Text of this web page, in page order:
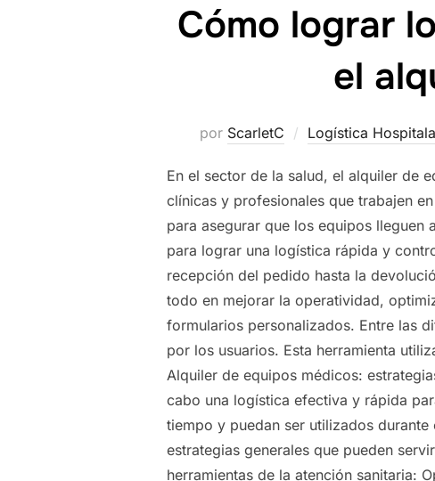
Cómo lograr
el
por ScarletC Logística
En el sector de la salud, el alquiler de
clínicas y profesionales que trabajen
para asegurar que los equipos lleguen
para lograr una logística rápida y
recepción del pedido hasta la
todo en mejorar la operatividad,
formularios personalizados. Entre las
por los usuarios. Esta herramienta
Alquiler de equipos médicos:
cabo una logística efectiva y rápida
tiempo y puedan ser utilizados
estrategias generales que pueden
herramientas de la atención sanitaria: